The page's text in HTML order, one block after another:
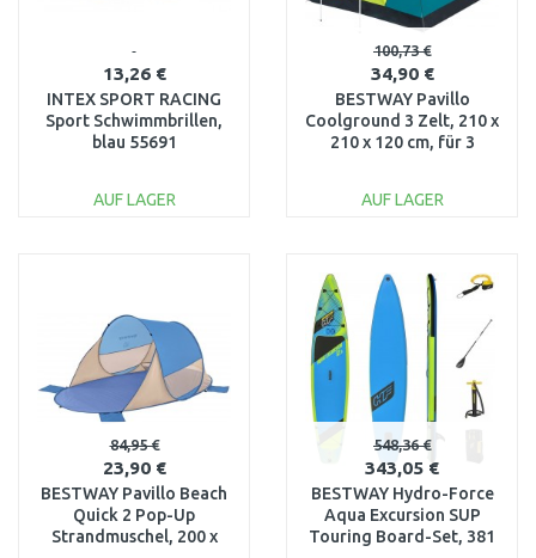
13,26 €
INTEX SPORT RACING
Sport Schwimmbrillen,
blau 55691
AUF LAGER
100,73 €
34,90 €
BESTWAY Pavillo
Coolground 3 Zelt, 210 x
210 x 120 cm, für 3
AUF LAGER
Vergleichen
84,95 €
23,90 €
BESTWAY Pavillo Beach
Quick 2 Pop-Up
Strandmuschel, 200 x
548,36 €
343,05 €
BESTWAY Hydro-Force
Aqua Excursion SUP
Touring Board-Set, 381